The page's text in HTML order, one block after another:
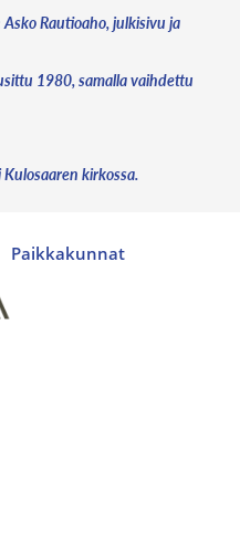
Rautioaho, julkisivu ja
1980, samalla vaihdettu
kirkossa.
Paikkakunnat